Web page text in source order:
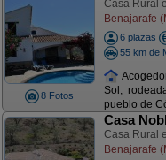
8 Fotos
Casa Rural
Benajarafe
6 plazas
55 km de
Sol,
pueblo de
Casa
Casa Rural
Benajarafe